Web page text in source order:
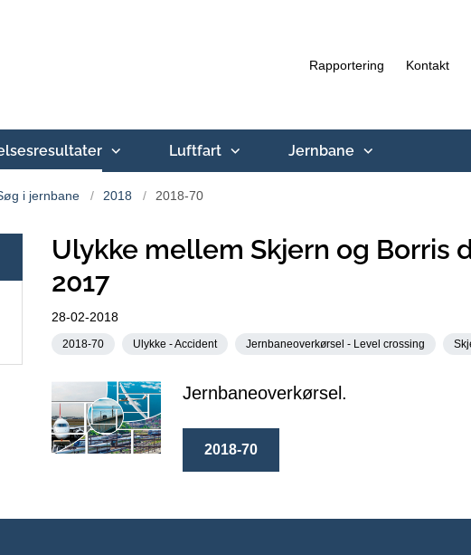
Rapportering Kontakt
Luftfart Jernbane
i jernbane 2018 2018-70
Ulykke mellem Skjern og Borris
2017
28-02-2018
2018-70 Ulykke - Accident Jernbaneoverkørsel - Level crossing
Jernbaneoverkørsel.
2018-70